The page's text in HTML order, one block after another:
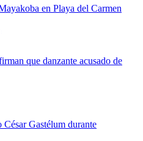
en Playa del Carmen
que danzante acusado de
Gastélum durante